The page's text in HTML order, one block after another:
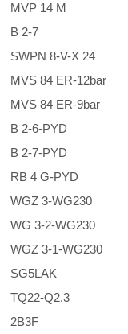
MVP 14 M
B 2-7
SWPN 8-V-X 24
MVS 84 ER-12bar
MVS 84 ER-9bar
B 2-6-PYD
B 2-7-PYD
RB 4 G-PYD
WGZ 3-WG230
WG 3-2-WG230
WGZ 3-1-WG230
SG5LAK
TQ22-Q2.3
2B3F